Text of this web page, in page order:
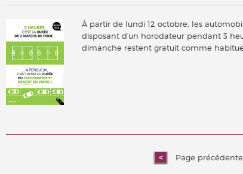
À partir de lundi 12 octobre, les
disposant d'un horodateur pendant 3
dimanche restent gratuit comme
Page précédente